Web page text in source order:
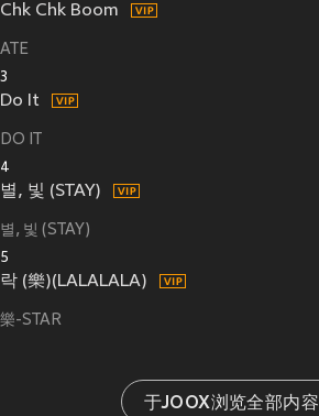
Chk Chk Boom
ATE
3
Do It
DO IT
4
별, 빛 (STAY)
별, 빛 (STAY)
5
락 (樂)(LALALALA)
樂-STAR
于JOOX浏览全部内容